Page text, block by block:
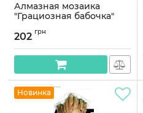
Алмазная мозаика
"Грациозная бабочка"
Артикул:
202 грн
Новинка